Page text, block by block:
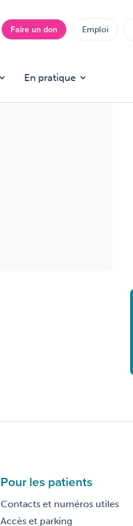
Faire un don Emploi
En pratique
Pour les patients
Contacts et numéros utiles
Accès et parking